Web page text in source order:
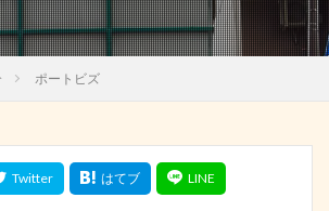
ポートビズ